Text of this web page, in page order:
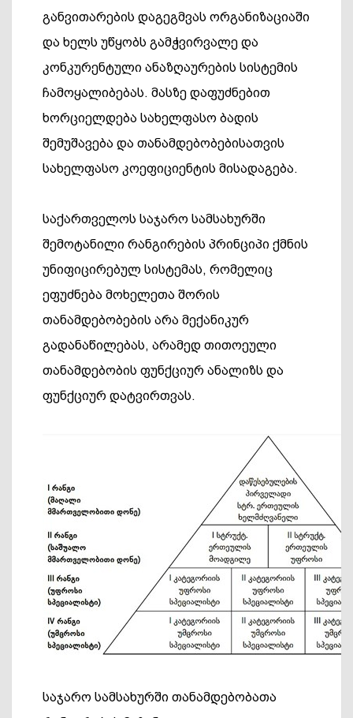
განვითარების დაგეგმვას ორგანიზაციაში
და ხელს უწყობს გამჭვირვალე და
კონკურენტული ანაზღაურების სისტემის
ჩამოყალიბებას. მასზე დაფუძნებით
ხორციელდება სახელფასო ბადის
შემუშავება და თანამდებობებისათვის
სახელფასო კოეფიციენტის მისადაგება.
საქართველოს საჯარო სამსახურში
შემოტანილი რანგირების პრინციპი ქმნის
უნიფიცირებულ სისტემას, რომელიც
ეფუძნება მოხელეთა შორის
თანამდებობების არა მექანიკურ
გადანაწილებას, არამედ თითოეული
თანამდებობის ფუნქციურ ანალიზს და
ფუნქციურ დატვირთვას.
საჯარო სამსახურში თანამდებობათა